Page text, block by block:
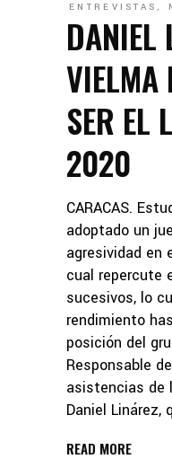
ENTREVISTAS,
DANIEL
VIELMA
SER EL
2020
CARACAS.
adoptado un
agresividad en
cual repercute
sucesivos, lo
rendimiento
posición del
Responsable
asistencias de
Daniel Linárez,
READ MORE